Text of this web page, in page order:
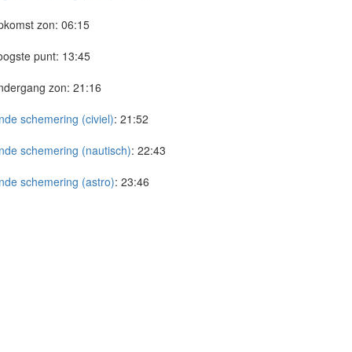
zon: 06:15
punt: 13:45
zon: 21:16
schemering (civiel): 21:52
schemering (nautisch): 22:43
schemering (astro): 23:46